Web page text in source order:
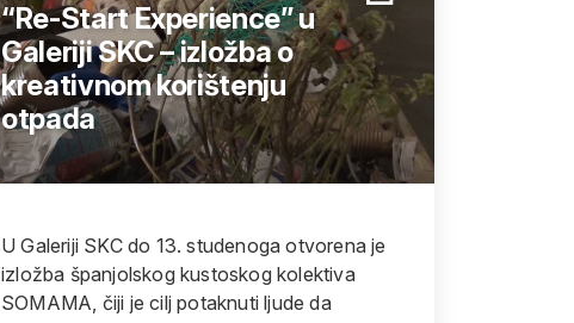
“Re-Start Experience” u
Galeriji SKC – izložba o
kreativnom korištenju
otpada
U Galeriji SKC do 13. studenoga otvorena je
izložba španjolskog kustoskog kolektiva
SOMAMA, čiji je cilj potaknuti ljude da